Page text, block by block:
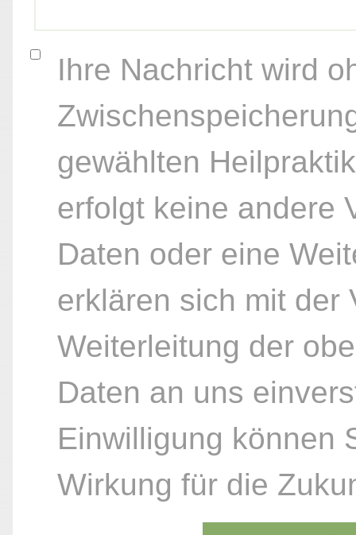
Ihre Nachricht wird
gewählten
erfolgt keine andere
Daten oder eine
erklären sich mit der
Weiterleitung der
Daten an uns
Einwilligung können
Wirkung für die